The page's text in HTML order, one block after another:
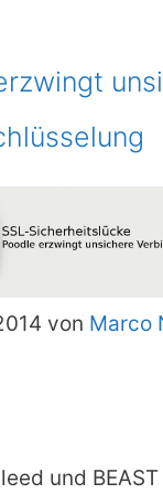
von Marco
und